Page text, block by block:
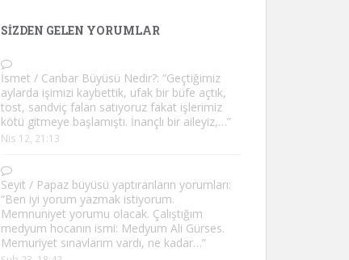
SIZDEN GELEN YORUMLAR
İsmet / Canbar Büyüsü Nedir?: “Geçtiğimiz
aylarda işimizi kaybettik, ufak bir büfe açtık,
tost, sandviç falan satıyoruz fakat işlerimiz
kötü gitmeye başlamıştı. İnançlı bir aileyiz,…”
Nis 12, 21:13
Seyit / Papaz büyüsü yaptıranların yorumları:
“Ben iyi yorum yazmak istiyorum.
Memnuniyet yorumu olacak. Çalıştığım
medyum hocanın ismi: Medyum Ali Gürses.
Memuriyet sınavlarım vardı, ne kadar…”